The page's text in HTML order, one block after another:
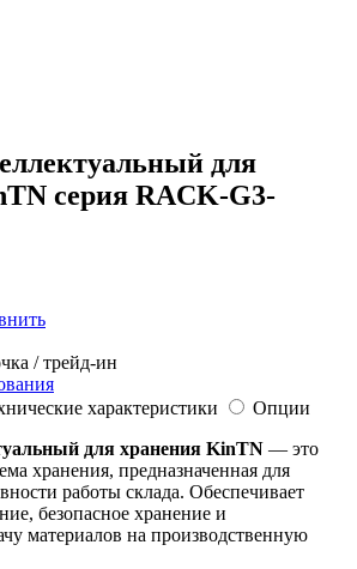
для
серия RACK-G3-
/ трейд-ин
характеристики
Опции
для хранения KinTN — это
хранения, предназначенная для
работы склада. Обеспечивает
безопасное хранение и
материалов на производственную